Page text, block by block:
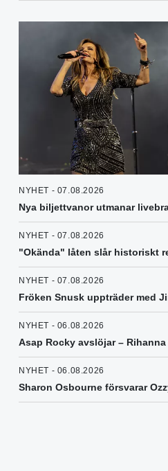
NYHET - 07.08.2026
Nya biljettvanor utmanar
NYHET - 07.08.2026
"Okända" låten slår historiskt
NYHET - 07.08.2026
Fröken Snusk uppträder med
NYHET - 06.08.2026
Asap Rocky avslöjar –
NYHET - 06.08.2026
Sharon Osbourne försvarar